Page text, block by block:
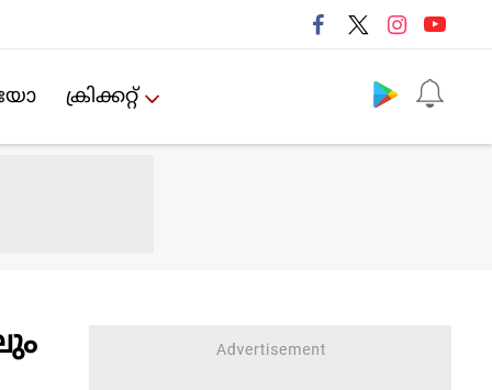
ക്രിക്കറ്റ്‌